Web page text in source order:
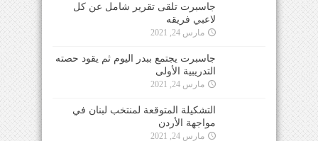
جاسبرت تلقى تقرير شامل عن كل
لاعبي فريقه
مارس 24, 2021
جاسبرت يجتمع ببدر اليوم ثم يقود حصته
التدريبية الأولى
مارس 24, 2021
التشكيلة المتوقعة لمنتخب لبنان في
مواجهة الأردن
مارس 24, 2021